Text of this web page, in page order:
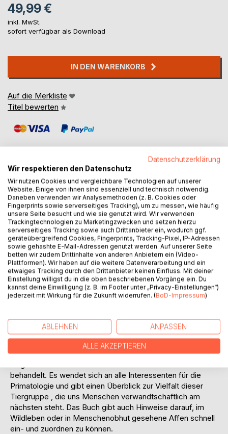
49,99 €
inkl. MwSt.
sofort verfügbar als Download
IN DEN WARENKORB
Auf die Merkliste
Titel bewerten
BESCHREIBUNG
Der vorliegende Bildatlas ist eine aktualisierte Neuauflage
der beiden 2012 erschienenen Bände über die
Feuchtnasen- und die Trockennasenprimaten und umfasst
nun alle heute der Wissenschaft bekannten Arten und
Unterarten der Primaten mit einer kurzen Beschreibung
ihrer Merkmale, der geografischen Verbreitung , ihrem
Lebensraum, der Nahrung, der Fortpflanzung und ihrem
Sozialgefüge sowie dem Gefährdungsstatus. Zudem sind
jede Art und die meisten Unterarten grafisch dargestellt.
beigefügt. Vor den Artbeschreibungen stehen für die
größeren taxonomischen Kategorien einführende
allgemeine Charakterisierungen.
behandelt. Es wendet sich an alle Interessenten für die
Primatologie und gibt einen Überblick zur Vielfalt dieser
Tiergruppe , die uns Menschen verwandtschaftlich am
nächsten steht. Das Buch gibt auch Hinweise darauf, im
Wildleben oder in Menschenobhut gesehene Affen schnell
ein- und zuordnen zu können.
Datenschutzerklärung
Wir respektieren den Datenschutz
Wir nutzen Cookies und vergleichbare Technologien auf unserer
Website. Einige von ihnen sind essenziell und technisch notwendig.
Daneben verwenden wir Analysemethoden (z. B. Cookies oder
Fingerprints sowie serverseitiges Tracking), um zu messen, wie häufig
unsere Seite besucht und wie sie genutzt wird. Wir verwenden
Trackingtechnologien zu Marketingzwecken und setzen hierzu
serverseitiges Tracking sowie auch Drittanbieter ein, wodurch ggf.
geräteübergreifend Cookies, Fingerprints, Tracking-Pixel, IP-Adressen
sowie gehashte E-Mail-Adressen genutzt werden. Auf unserer Seite
betten wir zudem Drittinhalte von anderen Anbietern ein (Video-
Plattformen). Wir haben auf die weitere Datenverarbeitung und ein
etwaiges Tracking durch den Drittanbieter keinen Einfluss. Mit deiner
Einstellung willigst du in die oben beschriebenen Vorgänge ein. Du
kannst deine Einwilligung (z. B. im Footer unter „Privacy-Einstellungen“)
jederzeit mit Wirkung für die Zukunft widerrufen. (BoD-Impressum)
ABLEHNEN ANPASSEN
ALLE AKZEPTIEREN